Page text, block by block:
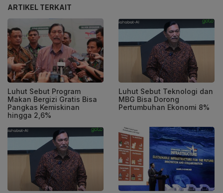
ARTIKEL TERKAIT
Luhut Sebut Program
Makan Bergizi Gratis Bisa
Pangkas Kemiskinan
hingga 2,6%
Luhut Sebut Teknologi dan
MBG Bisa Dorong
Pertumbuhan Ekonomi 8%